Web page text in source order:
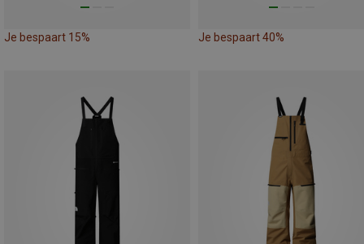
Je bespaart 15% Je bespaart 40%